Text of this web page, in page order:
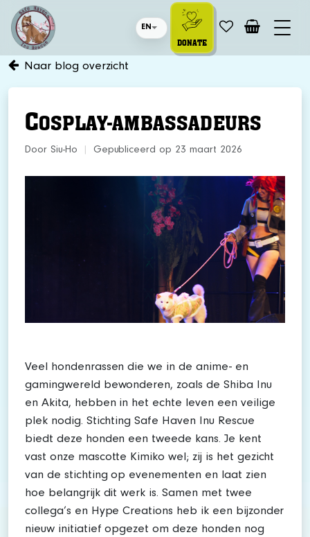
EN
DONATE
Naar blog overzicht
COSPLAY-AMBASSADEURS
Door Siu-Ho Gepubliceerd op 23 maart 2026
Veel hondenrassen die we in de anime- en
gamingwereld bewonderen, zoals de Shiba Inu
en Akita, hebben in het echte leven een veilige
plek nodig. Stichting Safe Haven Inu Rescue
biedt deze honden een tweede kans. Je kent
vast onze mascotte Kimiko wel; zij is het gezicht
van de stichting op evenementen en laat zien
hoe belangrijk dit werk is. Samen met twee
collega’s en Hype Creations heb ik een bijzonder
nieuw initiatief opgezet om deze honden nog